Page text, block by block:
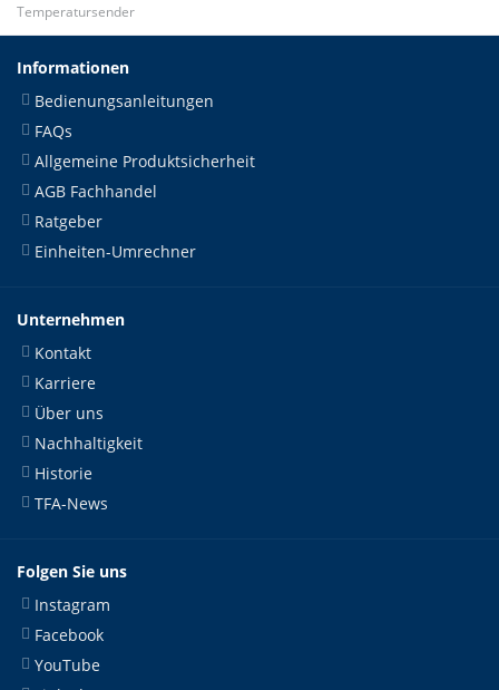
Temperatursender
Informationen
Bedienungsanleitungen
FAQs
Allgemeine Produktsicherheit
AGB Fachhandel
Ratgeber
Einheiten-Umrechner
Unternehmen
Kontakt
Karriere
Über uns
Nachhaltigkeit
Historie
TFA-News
Folgen Sie uns
Instagram
Facebook
YouTube